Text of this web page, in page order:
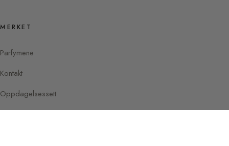
MERKET
Parfymene
Kontakt
Oppdagelsessett